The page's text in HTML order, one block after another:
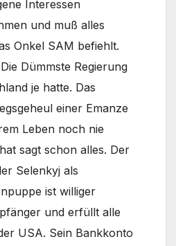
Interessen
und muß alles
Onkel SAM befiehlt.
Dümmste Regierung
je hatte. Das
einer Emanze
Leben noch nie
sagt schon alles. Der
Selenkyj als
ist williger
und erfüllt alle
USA. Sein Bankkonto